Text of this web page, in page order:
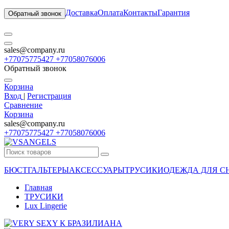
Обратный звонок ДоставкаОплатаКонтактыГарантия
sales@company.ru
+77075775427 +77058076006
Обратный звонок
Корзина
Вход | Регистрация
Сравнение
Корзина
sales@company.ru
+77075775427 +77058076006
БЮСТГАЛЬТЕРЫАКСЕССУАРЫТРУСИКИОДЕЖДА ДЛЯ
Главная
ТРУСИКИ
Lux Lingerie